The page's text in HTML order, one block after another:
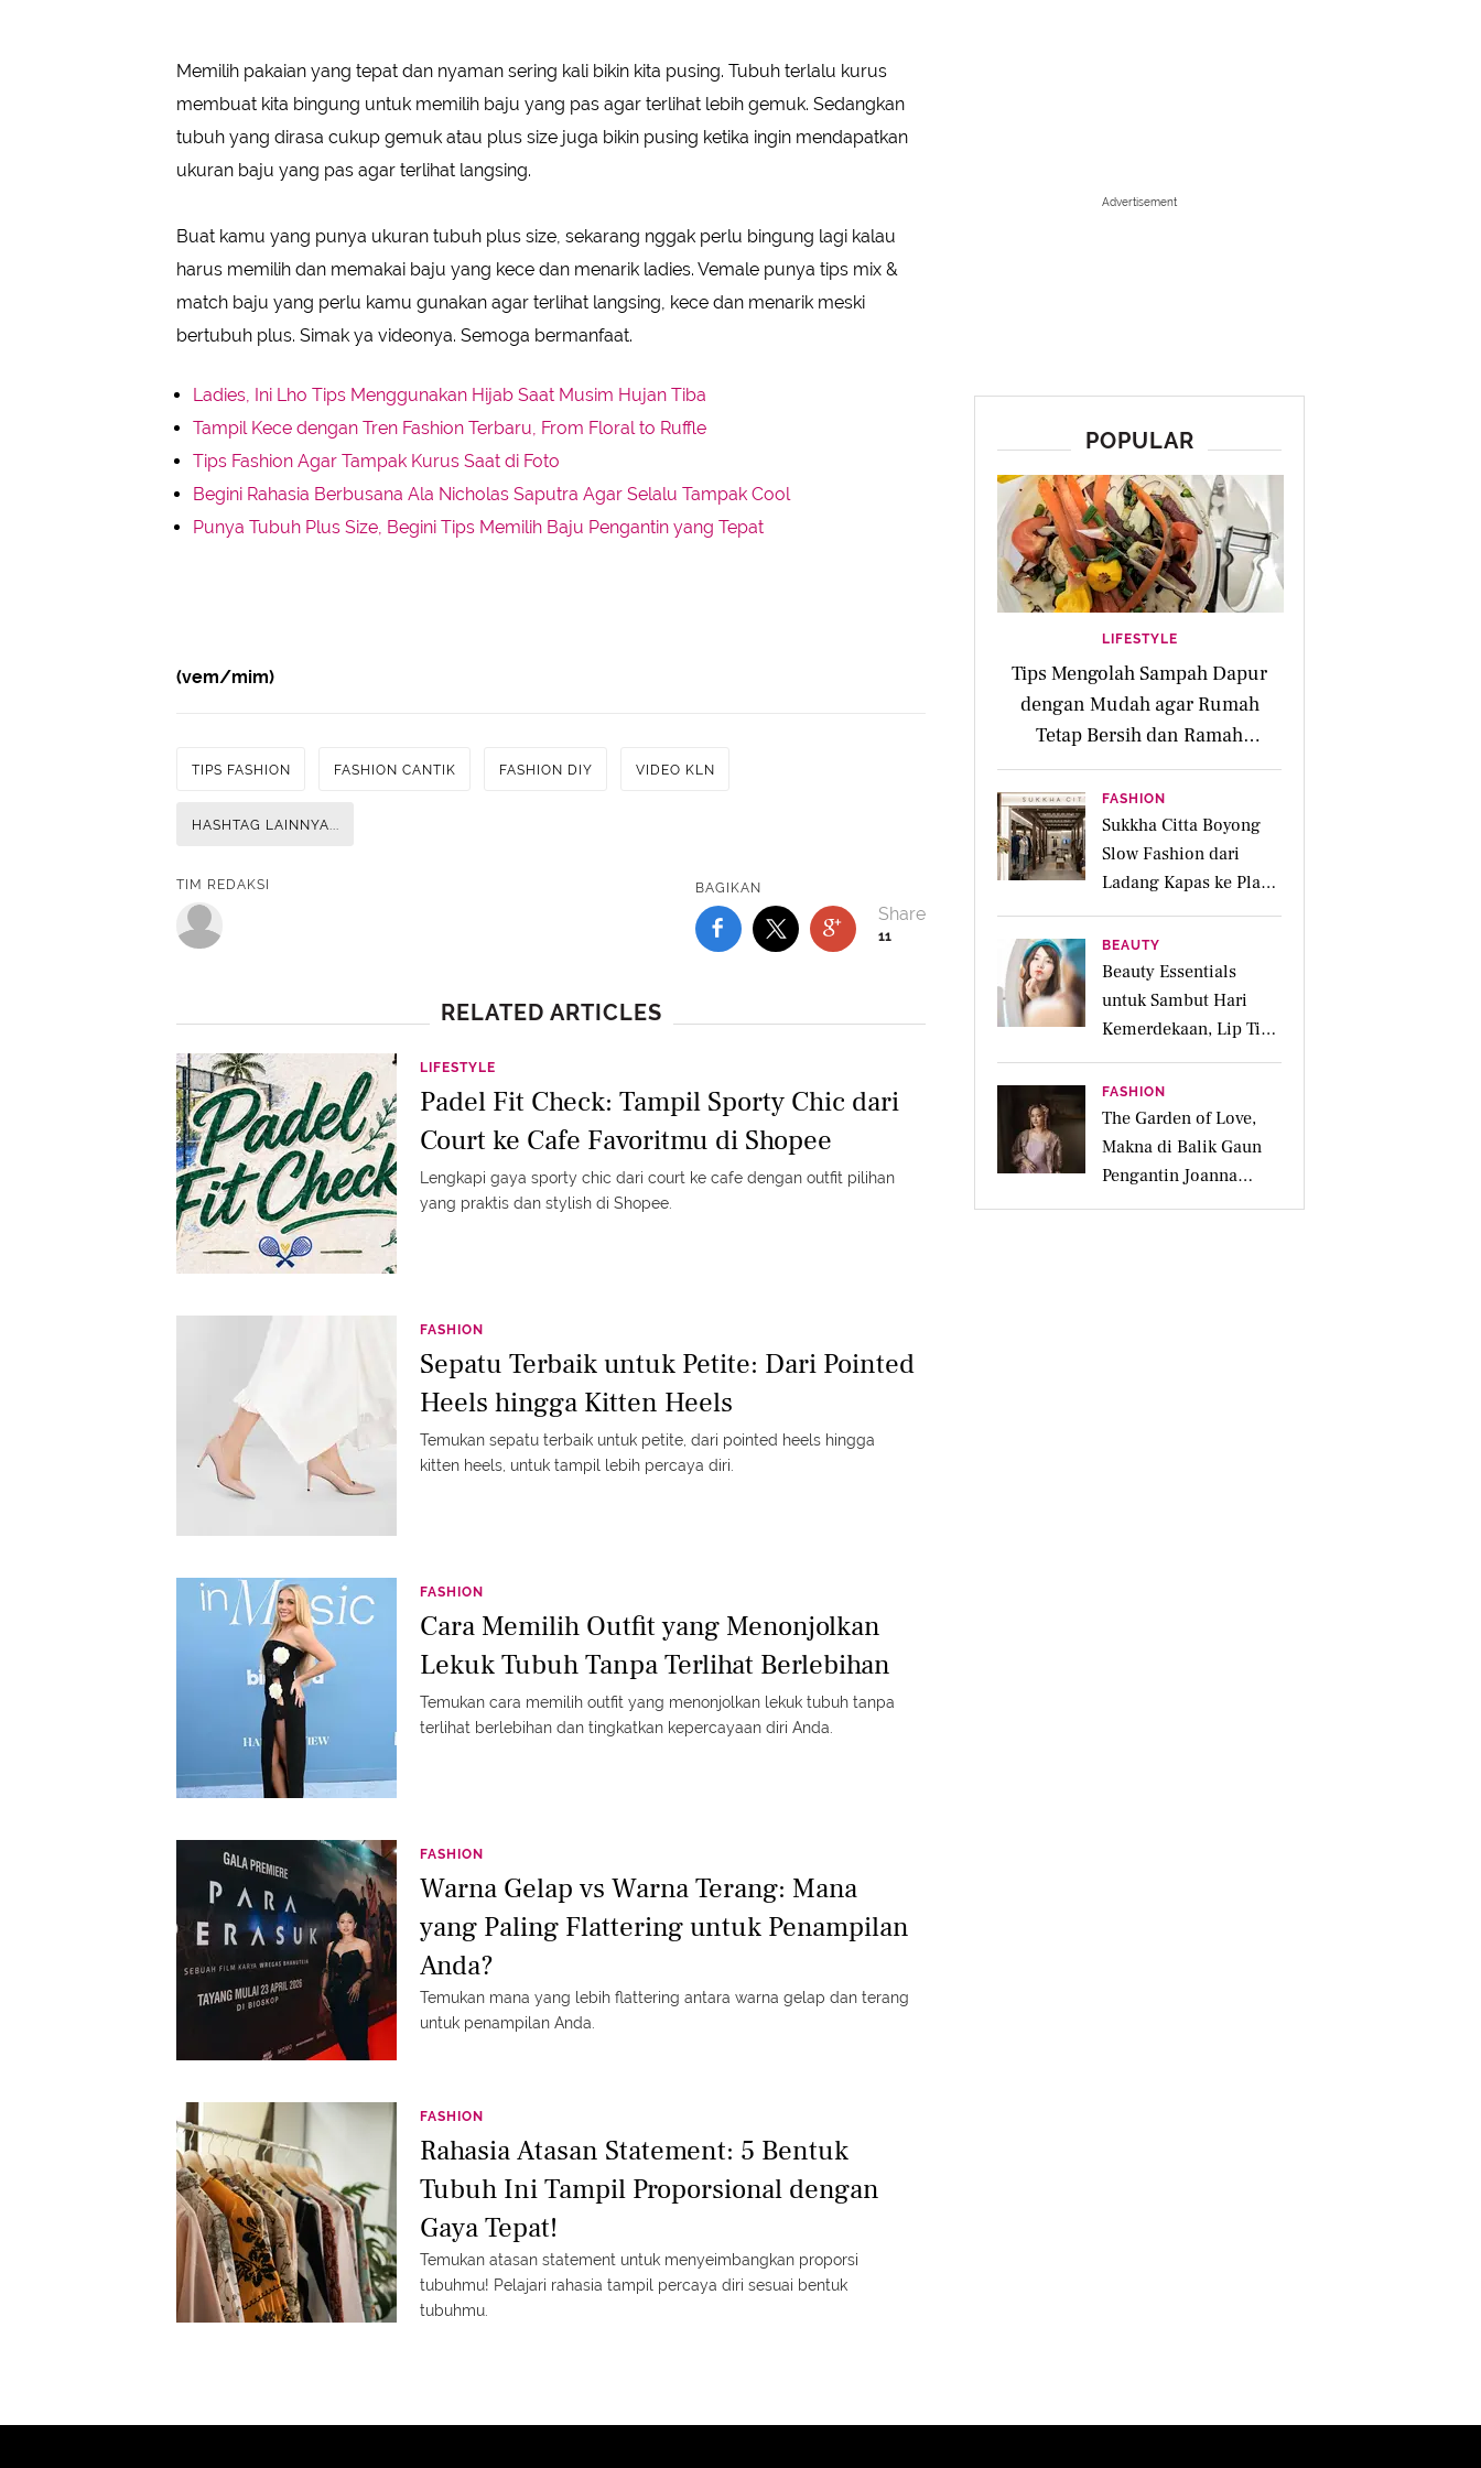
Memilih pakaian yang tepat dan nyaman sering kali bikin kita pusing. Tubuh terlalu kurus
membuat kita bingung untuk memilih baju yang pas agar terlihat lebih gemuk. Sedangkan
tubuh yang dirasa cukup gemuk atau plus size juga bikin pusing ketika ingin mendapatkan
ukuran baju yang pas agar terlihat langsing.
Buat kamu yang punya ukuran tubuh plus size, sekarang nggak perlu bingung lagi kalau
harus memilih dan memakai baju yang kece dan menarik ladies. Vemale punya tips mix &
match baju yang perlu kamu gunakan agar terlihat langsing, kece dan menarik meski
bertubuh plus. Simak ya videonya. Semoga bermanfaat.
Ladies, Ini Lho Tips Menggunakan Hijab Saat Musim Hujan Tiba
Tampil Kece dengan Tren Fashion Terbaru, From Floral to Ruffle
Tips Fashion Agar Tampak Kurus Saat di Foto
Begini Rahasia Berbusana Ala Nicholas Saputra Agar Selalu Tampak Cool
Punya Tubuh Plus Size, Begini Tips Memilih Baju Pengantin yang Tepat
(vem/mim)
TIPS FASHION FASHION CANTIK FASHION DIY VIDEO KLN
HASHTAG LAINNYA...
TIM REDAKSI BAGIKAN
11
RELATED ARTICLES
LIFESTYLE
Padel Fit Check: Tampil Sporty Chic dari
Court ke Cafe Favoritmu di Shopee
Lengkapi gaya sporty chic dari court ke cafe dengan outfit pilihan
yang praktis dan stylish di Shopee.
FASHION
Sepatu Terbaik untuk Petite: Dari Pointed
Heels hingga Kitten Heels
Temukan sepatu terbaik untuk petite, dari pointed heels hingga
kitten heels, untuk tampil lebih percaya diri.
FASHION
Cara Memilih Outfit yang Menonjolkan
Lekuk Tubuh Tanpa Terlihat Berlebihan
Temukan cara memilih outfit yang menonjolkan lekuk tubuh tanpa
terlihat berlebihan dan tingkatkan kepercayaan diri Anda.
FASHION
Warna Gelap vs Warna Terang: Mana
yang Paling Flattering untuk Penampilan
Anda?
Temukan mana yang lebih flattering antara warna gelap dan terang
untuk penampilan Anda.
FASHION
Rahasia Atasan Statement: 5 Bentuk
Tubuh Ini Tampil Proporsional dengan
Gaya Tepat!
Temukan atasan statement untuk menyeimbangkan proporsi
tubuhmu! Pelajari rahasia tampil percaya diri sesuai bentuk
tubuhmu.
Advertisement
POPULAR
LIFESTYLE
Tips Mengolah Sampah Dapur
dengan Mudah agar Rumah
Tetap Bersih dan Ramah
Lingkungan
FASHION
Sukkha Citta Boyong
Slow Fashion dari
Ladang Kapas ke Plaza
Indonesia
BEAUTY
Beauty Essentials
untuk Sambut Hari
Kemerdekaan, Lip Tint
dan Parfum Bikin
Makin Fresh
FASHION
The Garden of Love,
Makna di Balik Gaun
Pengantin Joanna
Alexandra Rancangan